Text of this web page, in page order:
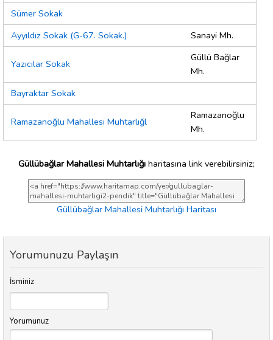
Sümer Sokak
Ayyıldız Sokak (G-67. Sokak.)
Sanayi Mh.
Yazıcılar Sokak
Güllü Bağlar
Mh.
Bayraktar Sokak
Ramazanoğlu Mahallesi Muhtarlığl
Ramazanoğlu
Mh.
Güllübağlar Mahallesi Muhtarlığı haritasına link verebilirsiniz;
Güllübağlar Mahallesi Muhtarlığı Haritası
Yorumunuzu Paylaşın
İsminiz
Yorumunuz